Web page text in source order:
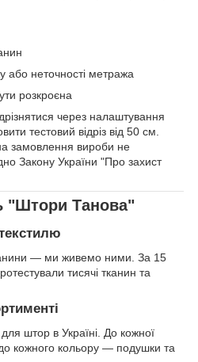
або неточності метража
розкроєна
через налаштування
тестовий відріз від 50 см.
замовлення вироби не
Закону України "Про захист
"Штори Танова"
— ми живемо ними. За 15
тисячі тканин та
штор в Україні. До кожної
кожного кольору — подушки та